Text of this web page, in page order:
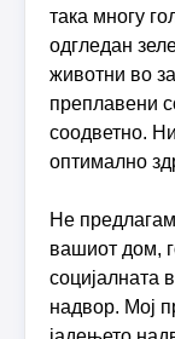
така многу
одгледан
животни во
преплавени
соодветно.
оптимално
Не
вашиот дом,
социјалната
надвор. Мој